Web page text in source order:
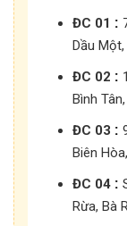
ĐC 01 :
Dầu Một,
ĐC 02 :
Bình
ĐC 03 :
Biên
ĐC 04 :
Rừa, Bà